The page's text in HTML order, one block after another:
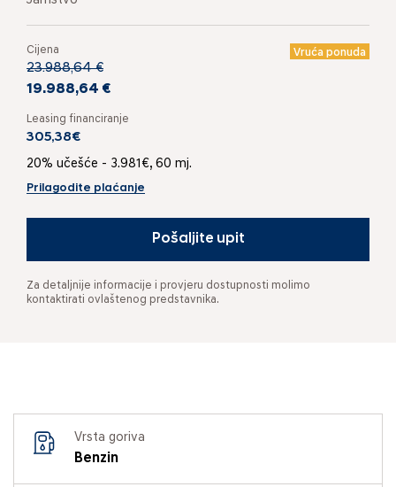
Cijena Vruća ponuda
23.988,64 €
19.988,64 €
Leasing financiranje
305,38€
20% učešće - 3.981€, 60 mj.
Prilagodite plaćanje
Pošaljite upit
Za detaljnije informacije i provjeru dostupnosti molimo
kontaktirati ovlaštenog predstavnika.
Vrsta goriva
Benzin